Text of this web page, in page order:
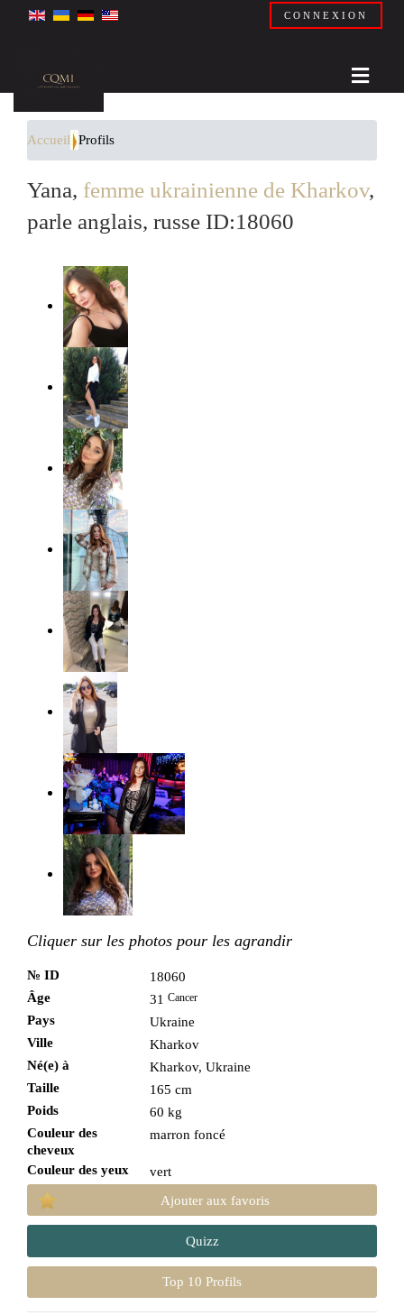
CONNEXION
Accueil Profils
Yana, femme ukrainienne de Kharkov,
parle anglais, russe ID:18060
Cliquer sur les photos pour les agrandir
№ ID
18060
Âge
31 Cancer
Pays
Ukraine
Ville
Kharkov
Né(e) à
Kharkov, Ukraine
Taille
165 cm
Poids
60 kg
Couleur des
cheveux
marron foncé
Couleur des yeux
vert
Ajouter aux favoris
Quizz
Top 10 Profils